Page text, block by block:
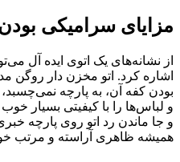
مزایای سرامیکی
از نشانه‌های یک اتوی ایده آل
بودن کفه آن، به پارچه
و لباس‌ها را با کیفیتی بسیار
و جا ماندن رد اتو روی پارچه
همیشه ظاهری آراسته و مرتب